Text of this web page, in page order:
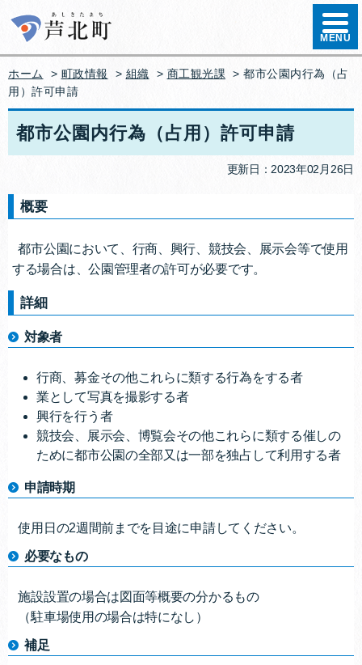
ハンバ
MENU
ホーム > 町政情報 > 組織 > 商工観光課 > 都市公園内行為（占
用）許可申請
都市公園内行為（占用）許可申請
更新日：2023年02月26日
概要
都市公園において、行商、興行、競技会、展示会等で使用
する場合は、公園管理者の許可が必要です。
詳細
対象者
行商、募金その他これらに類する行為をする者
業として写真を撮影する者
興行を行う者
競技会、展示会、博覧会その他これらに類する催しの
ために都市公園の全部又は一部を独占して利用する者
申請時期
使用日の2週間前までを目途に申請してください。
必要なもの
施設設置の場合は図面等概要の分かるもの
（駐車場使用の場合は特になし）
補足